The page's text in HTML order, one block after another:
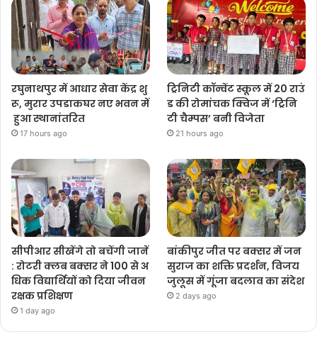
रघुनाथपुर में आधार सेवा केंद्र शु
रू, मुरार उपडाकघर नए भवन में
हुआ स्थानांतरित
17 hours ago
ट्रिनिटी कॉन्वेंट स्कूल में 20 राउं
ड की रोमांचक क्विज में ‘ट्रिनि
टी चैम्पस’ बनी विजेता
21 hours ago
सीपीआर सीखेंगे तो बचेंगी जानें
: रोटरी क्लब बक्सर ने 100 से अ
धिक विद्यार्थियों को दिया जीवन
रक्षक प्रशिक्षण
1 day ago
बांकीपुर जीत पर बक्सर में जन
सुराज का शक्ति प्रदर्शन, विजय
जुलूस में गूंजा बदलाव का संदेश
2 days ago